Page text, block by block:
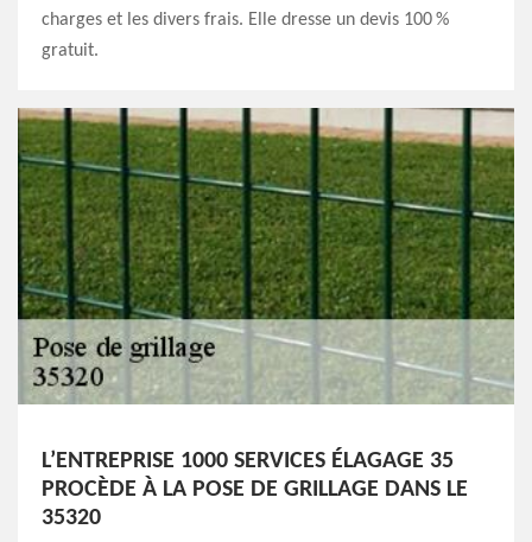
charges et les divers frais. Elle dresse un devis 100 %
gratuit.
L’ENTREPRISE 1000 SERVICES ÉLAGAGE 35
PROCÈDE À LA POSE DE GRILLAGE DANS LE
35320